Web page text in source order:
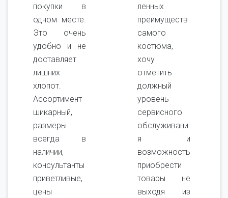
покупки в
одном месте.
Это очень
удобно и не
доставляет
лишних
хлопот.
Ассортимент
шикарный,
размеры
всегда в
наличии,
консультанты
приветливые,
цены
ленных
преимуществ
самого
костюма,
хочу
отметить
должный
уровень
сервисного
обслуживани
я и
возможность
приобрести
товары не
выходя из